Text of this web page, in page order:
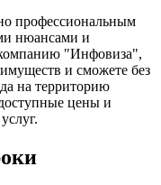
профессиональным
нюансами и
"Инфовиза",
и сможете без
на территорию
цены и